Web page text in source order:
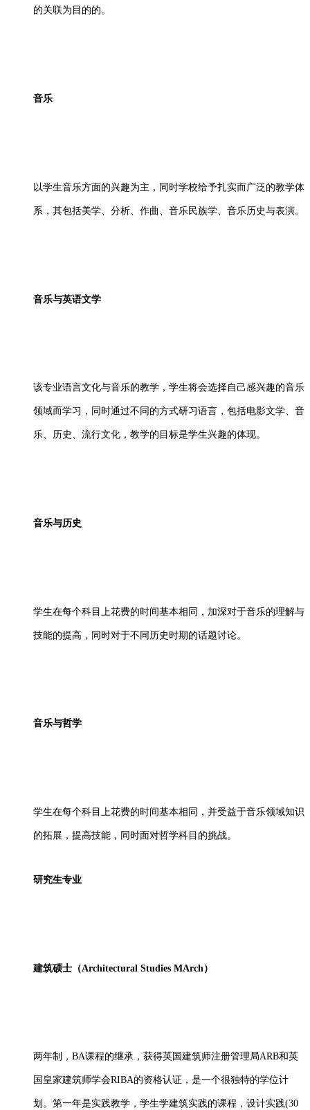
的关联为目的的。
音乐
以学生音乐方面的兴趣为主，同时学校给予扎实而广泛的教学体
系，其包括美学、分析、作曲、音乐民族学、音乐历史与表演。
音乐与英语文学
该专业语言文化与音乐的教学，学生将会选择自己感兴趣的音乐
领域而学习，同时通过不同的方式研习语言，包括电影文学、音
乐、历史、流行文化，教学的目标是学生兴趣的体现。
音乐与历史
学生在每个科目上花费的时间基本相同，加深对于音乐的理解与
技能的提高，同时对于不同历史时期的话题讨论。
音乐与哲学
学生在每个科目上花费的时间基本相同，并受益于音乐领域知识
的拓展，提高技能，同时面对哲学科目的挑战。
研究生专业
建筑硕士（Architectural Studies MArch）
两年制， BA课程的继承，获得英国建筑师注册管理局ARB和英
国皇家建筑师学会RIBA的资格认证，是一个很独特的学位计
划。第一年是实践教学，学生学建筑实践的课程，设计实践(30